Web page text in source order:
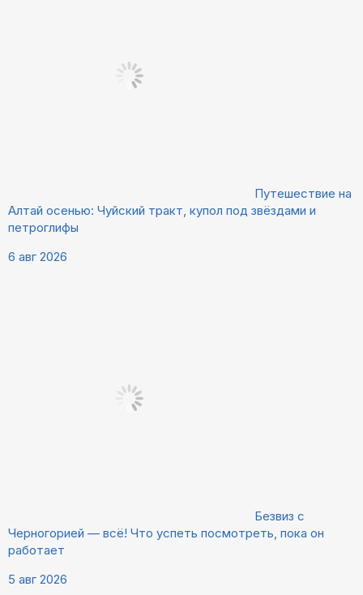
Путешествие на
Алтай осенью: Чуйский тракт, купол под звёздами и
петроглифы
6 авг 2026
Безвиз с
Черногорией — всё! Что успеть посмотреть, пока он
работает
5 авг 2026